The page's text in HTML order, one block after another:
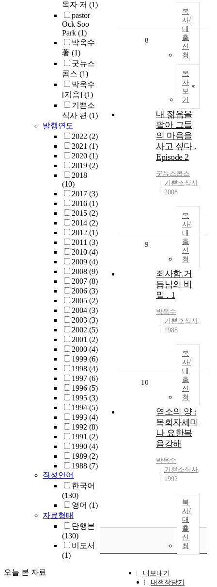
목자 저 (1)
pastor
Ock Soo
Park (1)
박옥수
著 (1)
굿뉴스
콥스 (1)
박옥수
[지음] (1)
기쁜소
식사 편 (1)
발행연도
2022 (2)
2021 (1)
2020 (1)
2019 (2)
2018
(10)
2017 (3)
2016 (1)
2015 (2)
2014 (2)
2012 (1)
2011 (3)
2010 (4)
2009 (4)
2008 (9)
2007 (8)
2006 (3)
2005 (2)
2004 (3)
2003 (3)
2002 (5)
2001 (2)
2000 (4)
1999 (6)
1998 (4)
1997 (6)
1996 (5)
1995 (3)
1994 (5)
1993 (4)
1992 (8)
1991 (2)
1990 (4)
1989 (2)
1988 (7)
작성언어
한국어
(130)
영어 (1)
자료형태
단행본
(130)
비도서
(1)
오늘 본 자료
복
사/
대
출
신
청
목
차
보
기
8
내 젊음을
팔아 그들
의 마음을
사고 싶다 .
Episode 2
굿뉴스콥스
기쁜소식사
2008
복
사/
대
출
신
청
9
죄사함.거
듭남의 비
밀 . 1
박옥수
기쁜소식사
1988
복
사/
대
출
신
청
10
염소의 양 :
목회자세미
나 요한복
음강해
박옥수
기쁜소식사
1992
복
사/
대
출
신
청
내보내기
내책장담기